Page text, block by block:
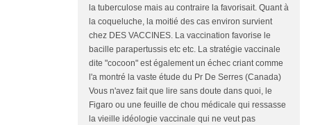
la tuberculose mais au contraire la favorisait. Quant à
la coqueluche, la moitié des cas environ survient
chez DES VACCINES. La vaccination favorise le
bacille parapertussis etc etc. La stratégie vaccinale
dite "cocoon" est également un échec criant comme
l'a montré la vaste étude du Pr De Serres (Canada)
Vous n'avez fait que lire sans doute dans quoi, le
Figaro ou une feuille de chou médicale qui ressasse
la vieille idéologie vaccinale qui ne veut pas